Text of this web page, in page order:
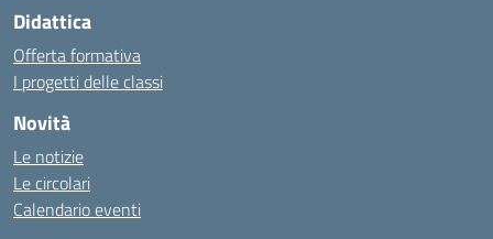
Didattica
Offerta formativa
I progetti delle classi
Novità
Le notizie
Le circolari
Calendario eventi